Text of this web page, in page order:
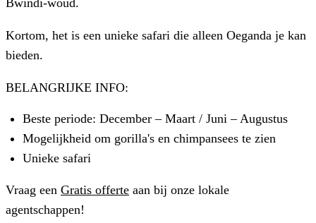
Bwindi-woud.
Kortom, het is een unieke safari die alleen Oeganda je kan
bieden.
BELANGRIJKE INFO:
Beste periode: December – Maart / Juni – Augustus
Mogelijkheid om gorilla's en chimpansees te zien
Unieke safari
Vraag een Gratis offerte aan bij onze lokale
agentschappen!